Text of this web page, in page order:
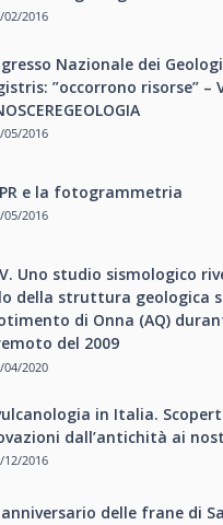
02/2016
Nazionale dei
”occorrono risorse” –
05/2016
e la fotogrammetria
05/2016
Uno studio sismologico
della struttura geologica
di Onna (AQ)
del 2009
04/2020
in Italia.
dall’antichità ai
12/2016
anniversario delle frane di